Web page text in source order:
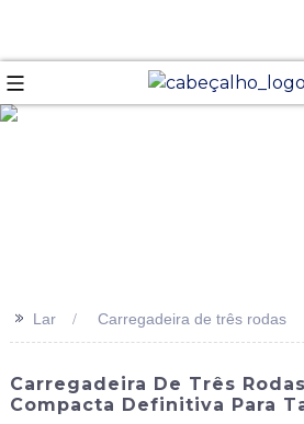
>> Lar Carregadeira de três rodas
Carregadeira De Três
Compacta Definitiva Para